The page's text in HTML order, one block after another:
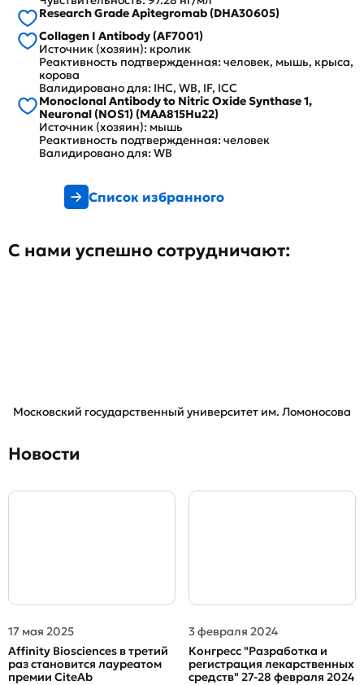
Research Grade Apitegromab (DHA30605)
Collagen I Antibody (AF7001)
Источник (хозяин): кролик
Реактивность подтвержденная: человек, мышь, крыса,
корова
Валидировано для: IHC, WB, IF, ICC
Monoclonal Antibody to Nitric Oxide Synthase 1,
Neuronal (NOS1) (MAA815Hu22)
Источник (хозяин): мышь
Реактивность подтвержденная: человек
Валидировано для: WB
Список избранного
С нами успешно сотрудничают:
Московский государственный университет им. Ломоносова
Новости
17 мая 2025
Affinity Biosciences в третий
раз становится лауреатом
премии CiteAb
3 февраля 2024
Конгресс "Разработка и
регистрация лекарственных
средств" 27-28 февраля 2024